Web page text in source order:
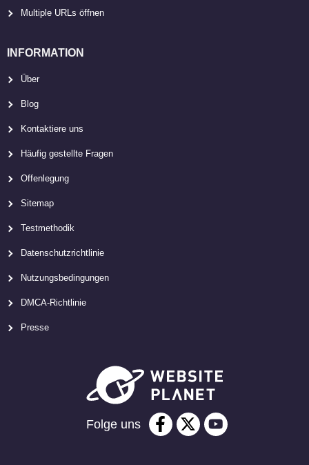
Multiple URLs öffnen
INFORMATION
Über
Blog
Kontaktiere uns
Häufig gestellte Fragen
Offenlegung
Sitemap
Testmethodik
Datenschutzrichtlinie
Nutzungsbedingungen
DMCA-Richtlinie
Presse
Folge uns